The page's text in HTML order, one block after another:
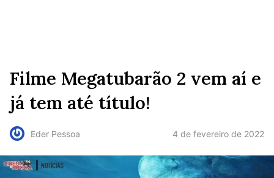
Filme Megatubarão 2 vem aí e
já tem até título!
Eder Pessoa 4 de fevereiro de 2022